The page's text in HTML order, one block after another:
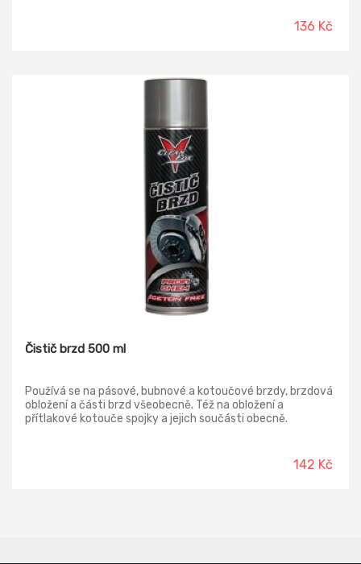
136 Kč
Čistič brzd 500 ml
Používá se na pásové, bubnové a kotoučové brzdy, brzdová
obložení a části brzd všeobecně. Též na obložení a
přítlakové kotouče spojky a jejich součásti obecně.
142 Kč